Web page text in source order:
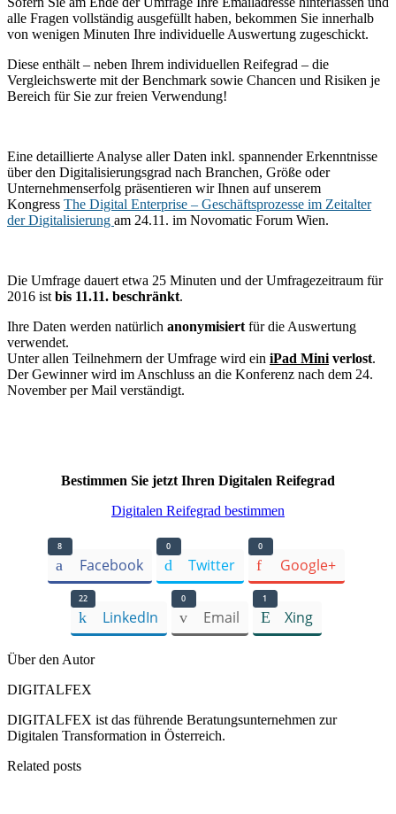
alle Fragen vollständig ausgefüllt haben, bekommen Sie innerhalb
von wenigen Minuten Ihre individuelle Auswertung zugeschickt.
Diese enthält – neben Ihrem individuellen Reifegrad – die
Vergleichswerte mit der Benchmark sowie Chancen und Risiken je
Bereich für Sie zur freien Verwendung!
Eine detaillierte Analyse aller Daten inkl. spannender Erkenntnisse
über den Digitalisierungsgrad nach Branchen, Größe oder
Unternehmenserfolg präsentieren wir Ihnen auf unserem
Kongress The Digital Enterprise – Geschäftsprozesse im Zeitalter
der Digitalisierung am 24.11. im Novomatic Forum Wien.
Die Umfrage dauert etwa 25 Minuten und der Umfragezeitraum für
2016 istbis 11.11. beschränkt.
Ihre Daten werden natürlich anonymisiertfür die Auswertung
verwendet.
Unter allen Teilnehmern der Umfrage wird ein iPad Miniverlost.
Der Gewinner wird im Anschluss an die Konferenz nach dem 24.
November per Mail verständigt.
Bestimmen Sie jetzt Ihren Digitalen Reifegrad
Digitalen Reifegrad bestimmen
8
Facebook
0
Twitter
0
Google+
22
LinkedIn
0
Email
1
Xing
Über den Autor
DIGITALFEX
DIGITALFEX ist das führende Beratungsunternehmen zur
Digitalen Transformation in Österreich.
Related posts